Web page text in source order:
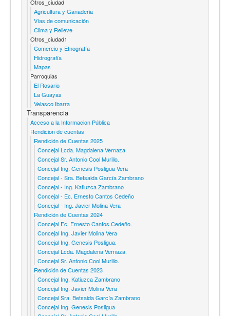
Otros_ciudad
Agricultura y Ganaderia
Vías de comunicación
Clima y Relieve
Otros_ciudad1
Comercio y Etnografía
Hidrografía
Mapas
Parroquias
El Rosario
La Guayas
Velasco Ibarra
Transparencia
Acceso a la Informacion Pública
Rendicion de cuentas
Rendición de Cuentas 2025
Concejal Lcda. Magdalena Vernaza.
Concejal Sr. Antonio Cool Murillo.
Concejal Ing. Genesis Posligua Vera
Concejal - Sra. Betsaida García Zambrano
Concejal - Ing. Katiuzca Zambrano
Concejal - Ec. Ernesto Cantos Cedeño
Concejal - Ing. Javier Molina Vera
Rendición de Cuentas 2024
Concejal Ec. Ernesto Cantos Cedeño.
Concejal Ing. Javier Molina Vera
Concejal Ing. Genesis Posligua.
Concejal Lcda. Magdalena Vernaza.
Concejal Sr. Antonio Cool Murillo.
Rendición de Cuentas 2023
Concejal Ing. Katiuzca Zambrano
Concejal Ing. Javier Molina Vera
Concejal Sra. Betsaida García Zambrano
Concejal Ing. Genesis Posligua